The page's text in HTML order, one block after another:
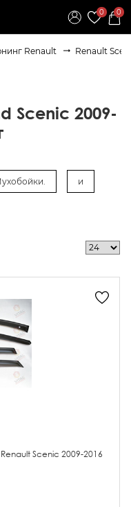
0 0
Renault Renault
Scenic 2009-
и
Scenic 2009-2016